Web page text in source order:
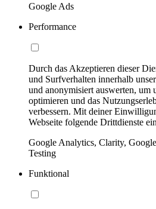
Google Ads
Performance
Durch das Akzeptieren dieser
und Surfverhalten innerhalb
und anonymisiert auswerten, um
optimieren und das
verbessern. Mit deiner
Webseite folgende Drittdienste
Google Analytics, Clarity,
Testing
Funktional